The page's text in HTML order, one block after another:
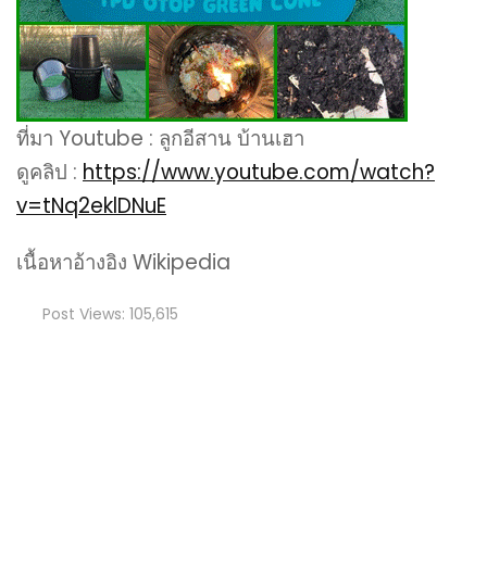
ที่มา Youtube : ลูกอีสาน บ้านเฮา
ดูคลิป : https://www.youtube.com/watch?
v=tNq2eklDNuE
เนื้อหาอ้างอิง Wikipedia
Post Views: 105,615